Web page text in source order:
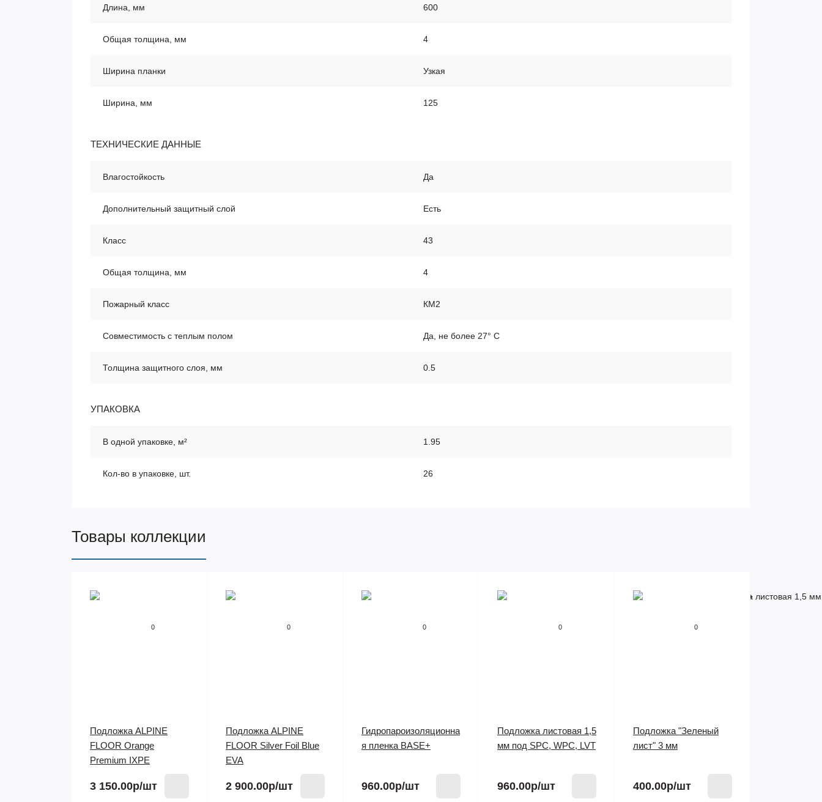
Длина, мм 600
Общая толщина, мм 4
Ширина планки Узкая
Ширина, мм 125
ТЕХНИЧЕСКИЕ ДАННЫЕ
Влагостойкость Да
Дополнительный защитный слой Есть
Класс 43
Общая толщина, мм 4
Пожарный класс КМ2
Совместимость с теплым полом Да, не более 27° С
Толщина защитного слоя, мм 0.5
УПАКОВКА
В одной упаковке, м² 1.95
Кол-во в упаковке, шт. 26
Товары коллекции
0
Подложка ALPINE
FLOOR Orange
Premium IXPE
3 150.00р/шт
0
Подложка ALPINE
FLOOR Silver Foil Blue
EVA
2 900.00р/шт
0
Гидропароизоляционна
я пленка BASE+
960.00р/шт
0
Подложка листовая 1,5
мм под SPC, WPC, LVT
960.00р/шт
0
Подложка "Зеленый
лист" 3 мм
400.00р/шт